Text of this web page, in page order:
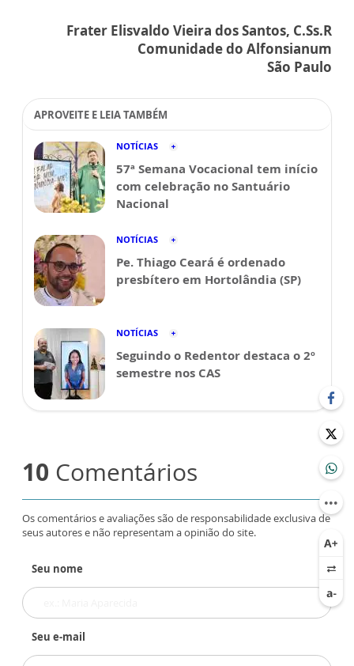
Frater Elisvaldo Vieira dos Santos, C.Ss.R
Comunidade do Alfonsianum
São Paulo
APROVEITE E LEIA TAMBÉM
NOTÍCIAS
57ª Semana Vocacional tem início
com celebração no Santuário
Nacional
NOTÍCIAS
Pe. Thiago Ceará é ordenado
presbítero em Hortolândia (SP)
NOTÍCIAS
Seguindo o Redentor destaca o 2º
semestre nos CAS
10 Comentários
Os comentários e avaliações são de responsabilidade exclusiva de
seus autores e não representam a opinião do site.
Seu nome
Seu e-mail